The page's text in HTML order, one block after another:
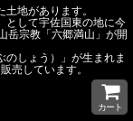
地があります。
として宇佐国東の地に今
岳宗教「六郷満山」が開
しょう）」が生まれま
売しています。
カート